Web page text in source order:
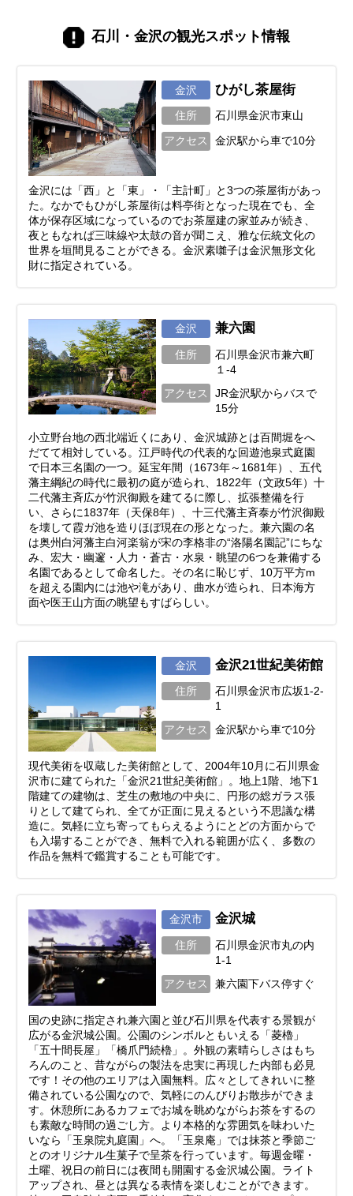
石川・金沢の観光スポット情報
金沢 ひがし茶屋街
住所 石川県金沢市東山
アクセス 金沢駅から車で10分
金沢には「西」と「東」・「主計町」と3つの茶屋街があっ
た。なかでもひがし茶屋街は料亭街となった現在でも、全
体が保存区域になっているのでお茶屋建の家並みが続き、
夜ともなれば三味線や太鼓の音が聞こえ、雅な伝統文化の
世界を垣間見ることができる。金沢素囃子は金沢無形文化
財に指定されている。
金沢 兼六園
住所
石川県金沢市兼六町
１-4
アクセス
JR金沢駅からバスで
15分
小立野台地の西北端近くにあり、金沢城跡とは百間堀をへ
だてて相対している。江戸時代の代表的な回遊池泉式庭園
で日本三名園の一つ。延宝年間（1673年～1681年）、五代
藩主綱紀の時代に最初の庭が造られ、1822年（文政5年）十
二代藩主斉広が竹沢御殿を建てるに際し、拡張整備を行
い、さらに1837年（天保8年）、十三代藩主斉泰が竹沢御殿
を壊して霞ガ池を造りほぼ現在の形となった。兼六園の名
は奥州白河藩主白河楽翁が宋の李格非の“洛陽名園記”にちな
み、宏大・幽邃・人力・蒼古・水泉・眺望の6つを兼備する
名園であるとして命名した。その名に恥じず、10万平方m
を超える園内には池や滝があり、曲水が造られ、日本海方
面や医王山方面の眺望もすばらしい。
金沢 金沢21世紀美術館
住所
石川県金沢市広坂1-2-
1
アクセス
金沢駅から車で10分
現代美術を収蔵した美術館として、2004年10月に石川県金
沢市に建てられた「金沢21世紀美術館」。地上1階、地下1
階建ての建物は、芝生の敷地の中央に、円形の総ガラス張
りとして建てられ、全てが正面に見えるという不思議な構
造に。気軽に立ち寄ってもらえるようにとどの方面からで
も入場することができ、無料で入れる範囲が広く、多数の
作品を無料で鑑賞することも可能です。
金沢市 金沢城
住所
石川県金沢市丸の内
1-1
アクセス
兼六園下バス停すぐ
国の史跡に指定され兼六園と並び石川県を代表する景観が
広がる金沢城公園。公園のシンボルともいえる「菱櫓」
「五十間長屋」「橋爪門続櫓」。外観の素晴らしさはもち
ろんのこと、昔ながらの製法を忠実に再現した内部も必見
です！その他のエリアは入園無料。広々としてきれいに整
備されている公園なので、気軽にのんびりお散歩ができま
す。休憩所にあるカフェでお城を眺めながらお茶をするの
も素敵な時間の過ごし方。より本格的な雰囲気を味わいた
いなら「玉泉院丸庭園」へ。「玉泉庵」では抹茶と季節ご
とのオリジナル生菓子で呈茶を行っています。毎週金曜・
土曜、祝日の前日には夜間も開園する金沢城公園。ライト
アップされ、昼とは異なる表情を楽しむことができます。